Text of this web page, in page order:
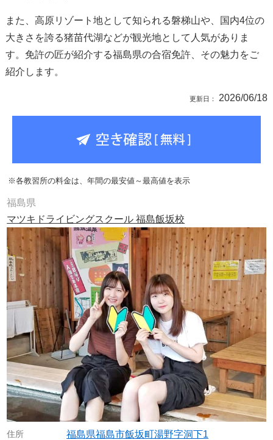
また、高原リゾート地として知られる磐梯山や、国内4位の
大きさを誇る猪苗代湖などが観光地として人気がありま
す。免許の匠が紹介する福島県の合宿免許、その魅力をご
紹介します。
2026/06/18
※各教習所の料金は、年間の最安値～最高値を表示
福島県
マツキドライビングスクール 福島飯坂校
福島県福島市飯坂町湯野字洞下1